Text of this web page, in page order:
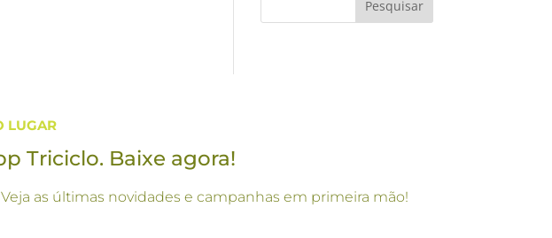
LUGAR
Triciclo. Baixe agora!
as últimas novidades e campanhas em primeira mão!